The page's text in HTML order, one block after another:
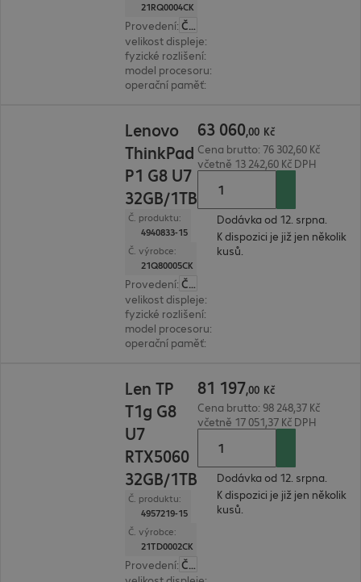
21RQ0004CK
Provedení:
Česká
velikost displeje:
fyzické rozlišení:
model procesoru:
operační paměť:
Lenovo
ThinkPad
P1 G8 U7
32GB/1TB
Č. produktu:
4940833-15
Č. výrobce:
21Q80005CK
Provedení:
Česká
velikost displeje:
fyzické rozlišení:
model procesoru:
operační paměť:
63 060,00 Kč
Cena brutto: 76 302,60 Kč
včetně 13 242,60 Kč DPH
Dodávka od 12. srpna.
K dispozici je již jen několik
kusů.
Len TP
T1g G8
U7
RTX5060
32GB/1TB
Č. produktu:
4957219-15
Č. výrobce:
21TD0002CK
Provedení:
Česká
81 197,00 Kč
Cena brutto: 98 248,37 Kč
včetně 17 051,37 Kč DPH
Dodávka od 12. srpna.
K dispozici je již jen několik
kusů.